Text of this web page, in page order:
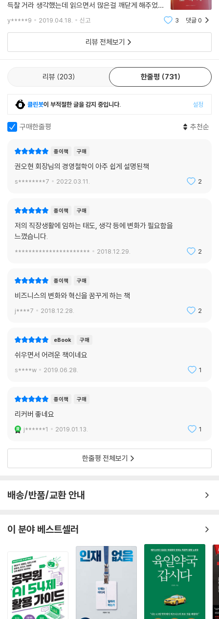
득찰 거라 생각했는데 읽으면서 많은걸 깨닫게 해주었다.
우리 신랑도 삼성전자 출신이었고 거기서 부당한 대우도
받았었고소위 말해서 인재 중 인재가 되기도 했었다.신랑
전직회사라 그런가?솔직히 읽고 싶지 않았다.
y*****9 2019.04.18. 신고 3 댓글0
리뷰 전체보기
리뷰 203 한줄평 731
클린봇이 부적절한 글을 감지 중입니다. 설정
구매한줄평 추천순
종이책 구매
권오현 회장님의 경영철학이 아주 쉽게 설명된책
s********7 2022.03.11. 2
종이책 구매
저의 직장생활에 임하는 태도, 생각 등에 변화가 필요함을
느꼈습니다.
********************** 2018.12.29. 2
종이책 구매
비즈니스의 변화와 혁신을 꿈꾸게 하는 책
j****7 2018.12.28. 2
eBook 구매
쉬우면서 어려운 책이네요
s****w 2019.06.28. 1
종이책 구매
리커버 좋네요
j******1 2019.01.13. 1
한줄평 전체보기
배송/반품/교환 안내
이 분야 베스트셀러